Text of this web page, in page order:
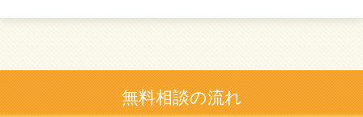
無料相談の流れ